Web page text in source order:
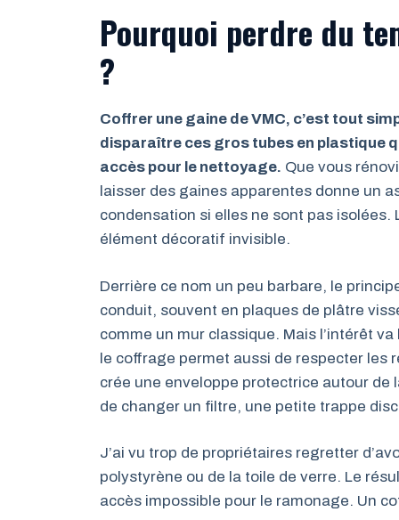
Pourquoi perdre du
?
Coffrer une gaine de VMC, c’est tout
disparaître ces gros tubes en plastique
accès pour le nettoyage. Que vous
laisser des gaines apparentes donne un
condensation si elles ne sont pas
élément décoratif invisible.
Derrière ce nom un peu barbare, le
conduit, souvent en plaques de plâtre
comme un mur classique. Mais l’intérêt
le coffrage permet aussi de respecter les
crée une enveloppe protectrice autour de
de changer un filtre, une petite trappe
J’ai vu trop de propriétaires regretter
polystyrène ou de la toile de verre. Le
accès impossible pour le ramonage. Un